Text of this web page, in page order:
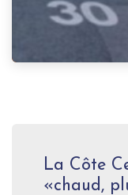
La Côte
«chaud,